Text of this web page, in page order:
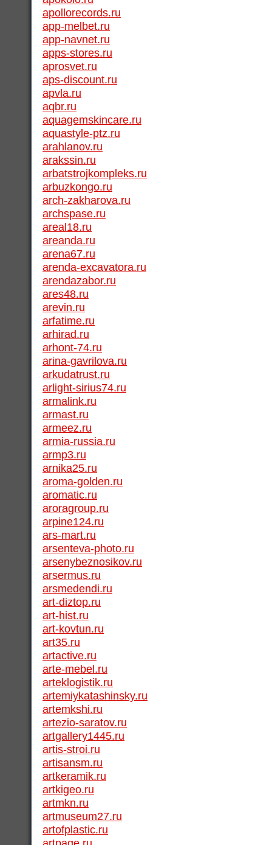
apollorecords.ru
app-melbet.ru
app-navnet.ru
apps-stores.ru
aprosvet.ru
aps-discount.ru
apvla.ru
aqbr.ru
aquagemskincare.ru
aquastyle-ptz.ru
arahlanov.ru
arakssin.ru
arbatstrojkompleks.ru
arbuzkongo.ru
arch-zakharova.ru
archspase.ru
areal18.ru
areanda.ru
arena67.ru
arenda-excavatora.ru
arendazabor.ru
ares48.ru
arevin.ru
arfatime.ru
arhirad.ru
arhont-74.ru
arina-gavrilova.ru
arkudatrust.ru
arlight-sirius74.ru
armalink.ru
armast.ru
armeez.ru
armia-russia.ru
armp3.ru
arnika25.ru
aroma-golden.ru
aromatic.ru
aroragroup.ru
arpine124.ru
ars-mart.ru
arsenteva-photo.ru
arsenybeznosikov.ru
arsermus.ru
arsmedendi.ru
art-diztop.ru
art-hist.ru
art-kovtun.ru
art35.ru
artactive.ru
arte-mebel.ru
arteklogistik.ru
artemiykatashinsky.ru
artemkshi.ru
artezio-saratov.ru
artgallery1445.ru
artis-stroi.ru
artisansm.ru
artkeramik.ru
artkigeo.ru
artmkn.ru
artmuseum27.ru
artofplastic.ru